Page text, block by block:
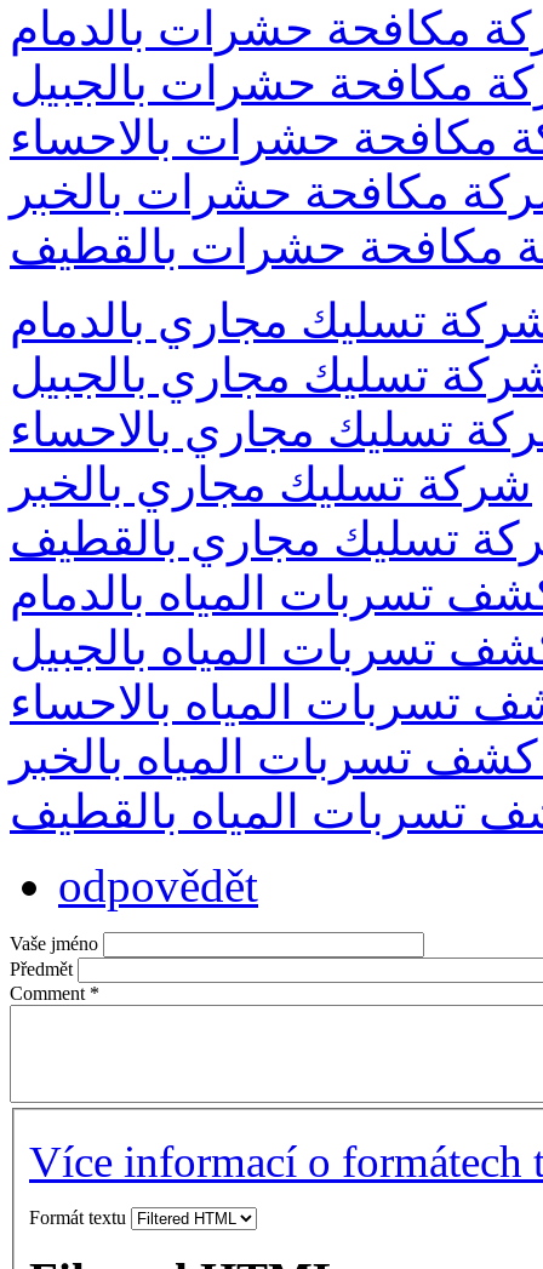
مكافحة حشرات بالدمام
مكافحة حشرات بالجبيل
مكافحة حشرات بالاحساء
مكافحة حشرات بالخبر
مكافحة حشرات بالقطيف
تسليك مجاري بالدمام
تسليك مجاري بالجبيل
تسليك مجاري بالاحساء
شركة تسليك مجاري بالخبر
تسليك مجاري بالقطيف
تسربات المياه بالدمام
تسربات المياه بالجبيل
تسربات المياه بالاحساء
تسربات المياه بالخبر
تسربات المياه بالقطيف
odpovědět
Vaše jméno
Předmět
Comment *
Více informací o formátech
Formát textu